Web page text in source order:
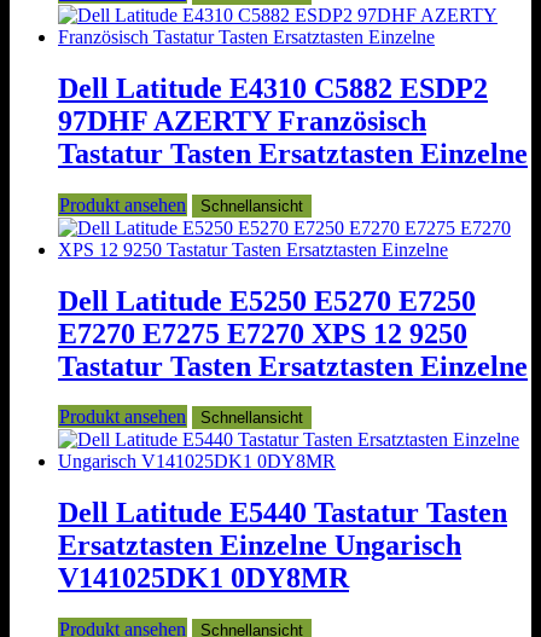
Dell Latitude E4310 C5882 ESDP2
97DHF AZERTY Französisch
Tastatur Tasten Ersatztasten Einzelne
Produkt ansehen Schnellansicht
Dell Latitude E5250 E5270 E7250
E7270 E7275 E7270 XPS 12 9250
Tastatur Tasten Ersatztasten Einzelne
Produkt ansehen Schnellansicht
Dell Latitude E5440 Tastatur Tasten
Ersatztasten Einzelne Ungarisch
V141025DK1 0DY8MR
Produkt ansehen Schnellansicht